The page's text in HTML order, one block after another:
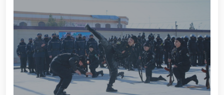
tadbirlari doirasida muddatdi harbiy xizmatchilarga
sertifikatlar topshirildi. // Milliy gvardiya
qo‘mondoni, general-polkovnik B.Tashmatov
poytaxtimizdagi manzilli ishlari davomida yoshlar
bilan uchrashib, ular bilan ochiq muloqot o‘tkazdi. //
Farg‘ona viloyatida jinoyat sodir etishga moyil
shaxslar yashash manzillarida tezkor tadbirlar
o‘tkazildi. // “8-mart – Xalqaro xotin qizlar kuni”